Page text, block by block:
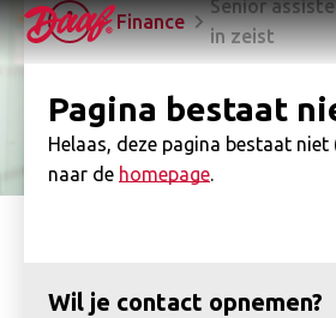
Finance
Senior
in zeist
Pagina bestaat
Helaas, deze pagina bestaat niet
naar de homepage.
Wil je contact opnemen?